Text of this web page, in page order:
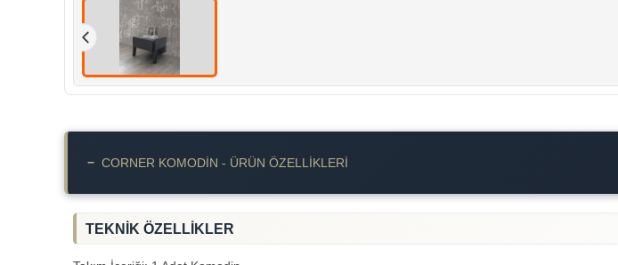
− CORNER KOMODIN - ÜRÜN ÖZELLIKLERI
TEKNİK ÖZELLİKLER